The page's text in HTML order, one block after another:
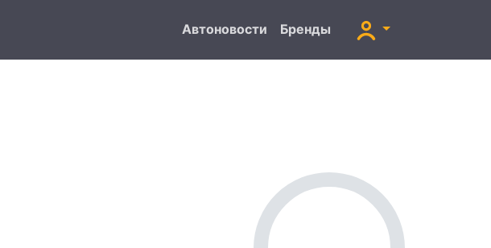
Автоновости Бренды